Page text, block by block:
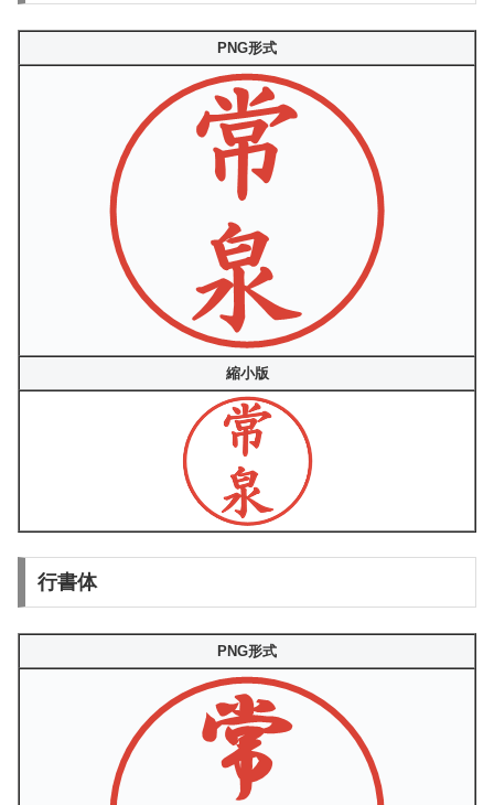
PNG形式
縮小版
行書体
PNG形式